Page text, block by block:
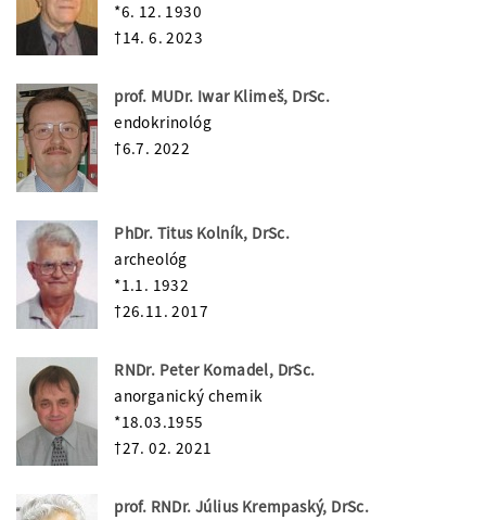
*6. 12. 1930
†14. 6. 2023
prof. MUDr. Iwar Klimeš, DrSc.
endokrinológ
†6.7. 2022
PhDr. Titus Kolník, DrSc.
archeológ
*1.1. 1932
†26.11. 2017
RNDr. Peter Komadel, DrSc.
anorganický chemik
*18.03.1955
†27. 02. 2021
prof. RNDr. Július Krempaský, DrSc.